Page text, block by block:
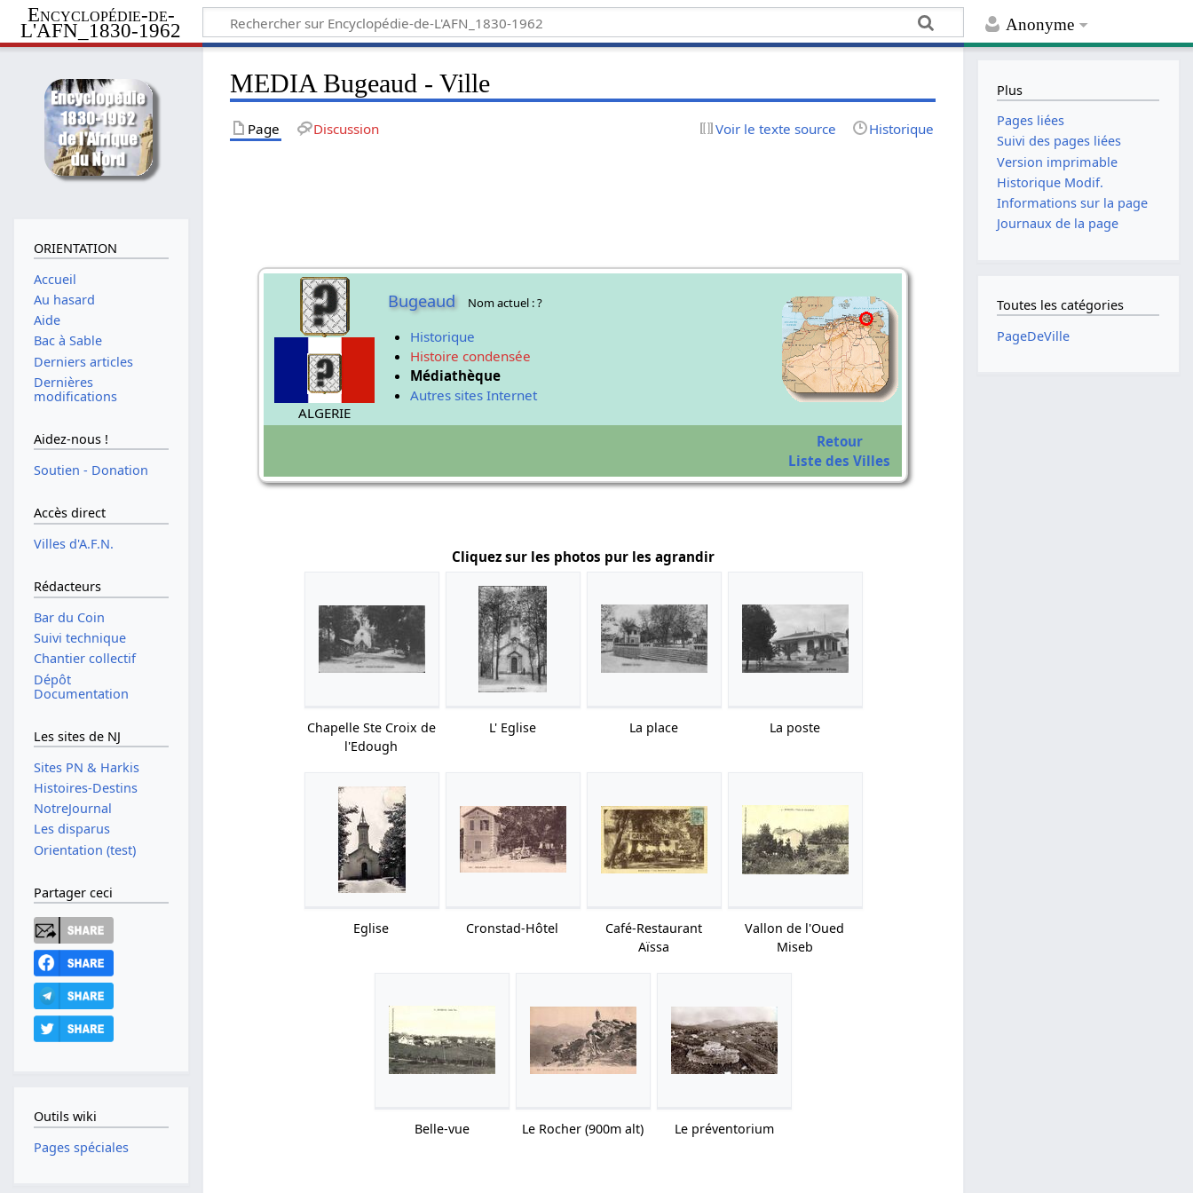
Anonyme
Encyclopédie-de-
L'AFN_1830-1962
MEDIA Bugeaud - Ville
Page Discussion Voir le texte source Historique
ALGERIE
Bugeaud Nom actuel : ?
Historique
Histoire condensée
Médiathèque
Autres sites Internet
Retour
Liste des Villes
Cliquez sur les photos pur les agrandir
Chapelle Ste Croix de
l'Edough
L' Eglise La place La poste
Eglise Cronstad-Hôtel
Café-Restaurant
Aïssa
Vallon de l'Oued
Miseb
Belle-vue Le Rocher (900m alt) Le préventorium
ORIENTATION
Accueil
Au hasard
Aide
Bac à Sable
Derniers articles
Dernières
modifications
Aidez-nous !
Soutien - Donation
Accès direct
Villes d'A.F.N.
Rédacteurs
Bar du Coin
Suivi technique
Chantier collectif
Dépôt
Documentation
Les sites de NJ
Sites PN & Harkis
Histoires-Destins
NotreJournal
Les disparus
Orientation (test)
Partager ceci
Outils wiki
Pages spéciales
Plus
Pages liées
Suivi des pages liées
Version imprimable
Historique Modif.
Informations sur la page
Journaux de la page
Toutes les catégories
PageDeVille